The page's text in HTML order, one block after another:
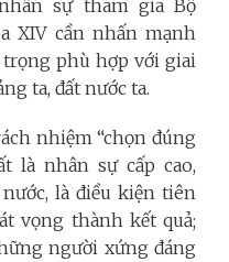
sự tham gia Bộ
XIV cần nhấn mạnh
phù hợp với giai
ta, đất nước ta.
nhiệm “chọn đúng
là nhân sự cấp cao,
là điều kiện tiên
vọng thành kết quả;
người xứng đáng